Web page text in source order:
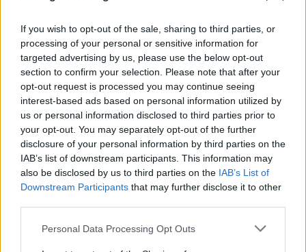
If you wish to opt-out of the sale, sharing to third parties, or
processing of your personal or sensitive information for
targeted advertising by us, please use the below opt-out
section to confirm your selection. Please note that after your
opt-out request is processed you may continue seeing
interest-based ads based on personal information utilized by
us or personal information disclosed to third parties prior to
your opt-out. You may separately opt-out of the further
disclosure of your personal information by third parties on the
IAB’s list of downstream participants. This information may
also be disclosed by us to third parties on the IAB’s List of
Downstream Participants that may further disclose it to other
Personal Data Processing Opt Outs
Συνάντηση Μητσοτάκη με Αγγελούδη: “Το 2030 θα
έχουμε μία καινούργια ΔΕΘ”
05.08.2026 - 14.26